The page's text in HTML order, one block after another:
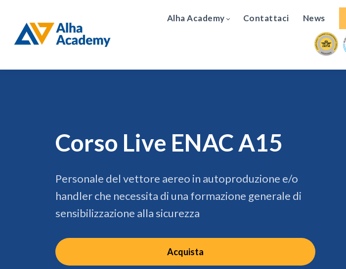
Alha Academy Contattaci News
Corso Live ENAC A15
Personale del vettore aereo in autoproduzione e/o
handler che necessita di una formazione generale di
sensibilizzazione alla sicurezza
Acquista